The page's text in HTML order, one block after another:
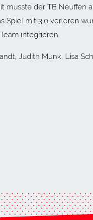
musste der TB Neuffen
Spiel mit 3:0 verloren
integrieren.
Judith Munk, Lisa